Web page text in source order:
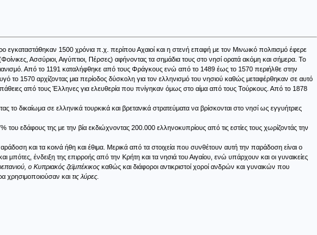
1500 χρόνια π.χ. περίπου Αχαιοί και η στενή επαφή με τον Μινωικό πολιτισμό έφερε
Ασσύριοι, Αιγύπτιοι, Πέρσες) αφήνοντας τα σημάδια τους στο νησί ορατά ακόμη και σήμερα. Το
Από το 1191 καταλήφθηκε από τους Φράγκους ενώ από το 1489 έως το 1570 περιήλθε στην
το 1570 αρχίζοντας μια περίοδος δύσκολη για τον ελληνισμό του νησιού καθώς μεταφέρθηκαν σε αυτό
από τους Έλληνες για ελευθερία που πνίγηκαν όμως στο αίμα από τους Τούρκους. Από το 1878
δικαίωμα σε ελληνικά τουρκικά και βρετανικά στρατεύματα να βρίσκονται στο νησί ως εγγυήτριες
εδάφους της με την βία εκδιώχνοντας 200.000 ελληνοκυπρίους από τις εστίες τους χωρίζοντάς την
και τα κοινά ήθη και έθιμα. Μερικά από τα στοιχεία που συνθέτουν αυτή την παράδοση είναι ο
ένδειξη της επιρροής από την Κρήτη και τα νησιά του Αιγαίου, ενώ υπάρχουν και οι γυναικείες
ο Κυπριακός ζεϊμπέκικος καθώς και διάφοροι αντικριστοί χοροί ανδρών και γυναικών που
χρησιμοποιούσαν και τις λύρες.